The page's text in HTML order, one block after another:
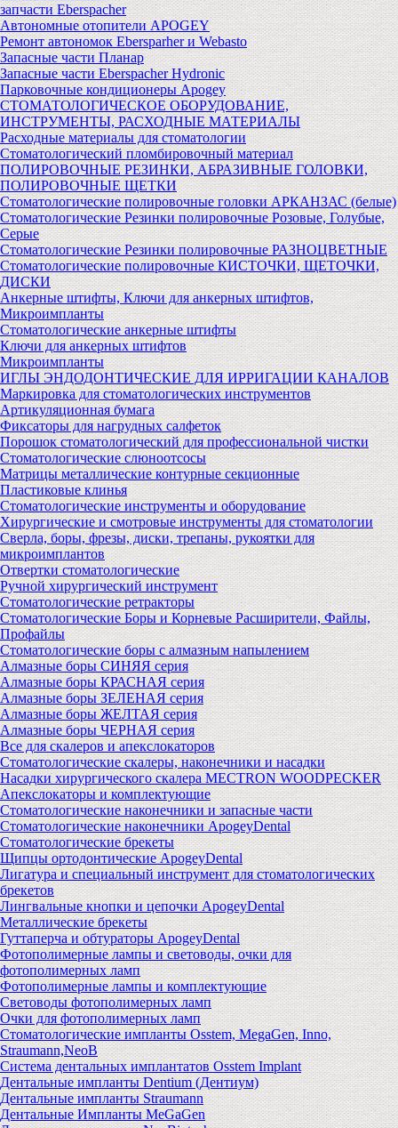
запчасти Eberspacher
Автономные отопители APOGEY
Ремонт автономок Ebersparher и Webasto
Запасные части Планар
Запасные части Eberspacher Hydronic
Парковочные кондиционеры Apogey
СТОМАТОЛОГИЧЕСКОЕ ОБОРУДОВАНИЕ,
ИНСТРУМЕНТЫ, РАСХОДНЫЕ МАТЕРИАЛЫ
Расходные материалы для стоматологии
Стоматологический пломбировочный материал
ПОЛИРОВОЧНЫЕ РЕЗИНКИ, АБРАЗИВНЫЕ ГОЛОВКИ,
ПОЛИРОВОЧНЫЕ ЩЕТКИ
Стоматологические полировочные головки АРКАНЗАС (белые)
Стоматологические Резинки полировочные Розовые, Голубые,
Серые
Стоматологические Резинки полировочные РАЗНОЦВЕТНЫЕ
Стоматологические полировочные КИСТОЧКИ, ЩЕТОЧКИ,
ДИСКИ
Анкерные штифты, Ключи для анкерных штифтов,
Микроимпланты
Стоматологические анкерные штифты
Ключи для анкерных штифтов
Микроимпланты
ИГЛЫ ЭНДОДОНТИЧЕСКИЕ ДЛЯ ИРРИГАЦИИ КАНАЛОВ
Маркировка для стоматологических инструментов
Артикуляционная бумага
Фиксаторы для нагрудных салфеток
Порошок стоматологический для профессиональной чистки
Стоматологические слюноотсосы
Матрицы металлические контурные секционные
Пластиковые клинья
Стоматологические инструменты и оборудование
Хирургические и смотровые инструменты для стоматологии
Сверла, боры, фрезы, диски, трепаны, рукоятки для
микроимплантов
Отвертки стоматологические
Ручной хирургический инструмент
Стоматологические ретракторы
Стоматологические Боры и Корневые Расширители, Файлы,
Профайлы
Стоматологические боры с алмазным напылением
Алмазные боры СИНЯЯ серия
Алмазные боры КРАСНАЯ серия
Алмазные боры ЗЕЛЕНАЯ серия
Алмазные боры ЖЕЛТАЯ серия
Алмазные боры ЧЕРНАЯ серия
Все для скалеров и апекслокаторов
Стоматологические скалеры, наконечники и насадки
Насадки хирургического скалера MECTRON WOODPECKER
Апекслокаторы и комплектующие
Стоматологические наконечники и запасные части
Стоматологические наконечники ApogeyDental
Стоматологические брекеты
Щипцы ортодонтические ApogeyDental
Лигатура и специальный инструмент для стоматологических
брекетов
Лингвальные кнопки и цепочки ApogeyDental
Металлические брекеты
Гуттаперча и обтураторы ApogeyDental
Фотополимерные лампы и световоды, очки для
фотополимерных ламп
Фотополимерные лампы и комплектующие
Световоды фотополимерных ламп
Очки для фотополимерных ламп
Стоматологические импланты Osstem, MegaGen, Inno,
Straumann,NeoB
Система дентальных имплантатов Osstem Implant
Дентальные импланты Dentium (Дентиум)
Дентальные импланты Straumann
Дентальные Импланты MeGaGen